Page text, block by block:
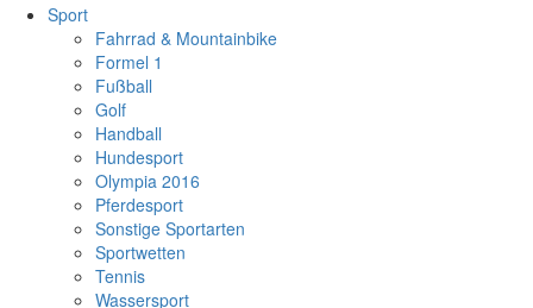
Sport
Fahrrad & Mountainbike
Formel 1
Fußball
Golf
Handball
Hundesport
Olympia 2016
Pferdesport
Sonstige Sportarten
Sportwetten
Tennis
Wassersport